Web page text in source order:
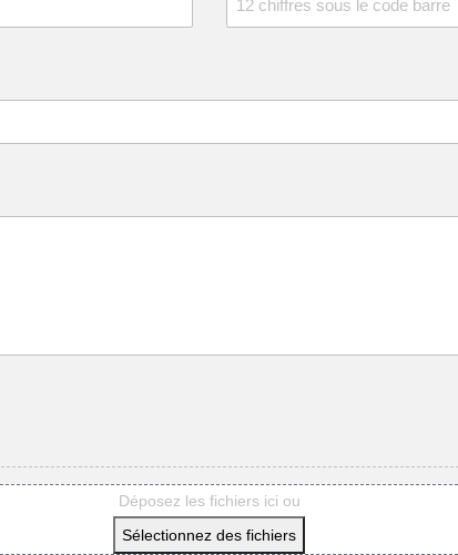
Déposez les fichiers ici ou
Sélectionnez des fichiers